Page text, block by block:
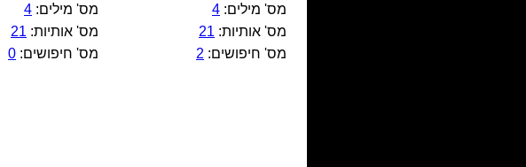
מס' מילים: 4
מס' אותיות: 21
מס' חיפושים: 2
מס' מילים: 4
מס' אותיות: 21
מס' חיפושים: 0